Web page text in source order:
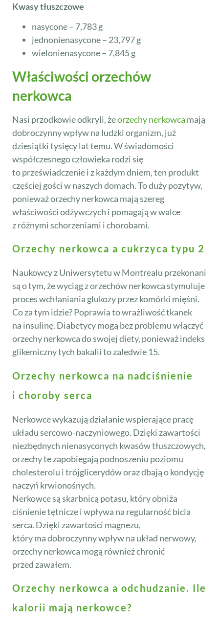
Kwasy tłuszczowe
nasycone – 7,783 g
jednonienasycone – 23,797 g
wielonienasycone – 7,845 g
Właściwości orzechów
nerkowca
Nasi przodkowie odkryli, żeorzechy nerkowca mają
dobroczynny wpływ na ludzki organizm, już
dziesiątki tysięcy lat temu. W świadomości
współczesnego człowieka rodzi się
to przeświadczenie i z każdym dniem, ten produkt
częściej gości w naszych domach. To duży pozytyw,
ponieważ orzechy nerkowca mają szereg
właściwości odżywczych i pomagają w walce
z różnymi schorzeniami i chorobami.
Orzechy nerkowca a cukrzyca typu 2
Naukowcy z Uniwersytetu w Montrealu przekonani
są o tym, że wyciąg z orzechów nerkowca stymuluje
proces wchłaniania glukozy przez komórki mięśni.
Co za tym idzie? Poprawia to wrażliwość tkanek
na insulinę. Diabetycy mogą bez problemu włączyć
orzechy nerkowca do swojej diety, ponieważ indeks
glikemiczny tych bakalii to zaledwie 15.
Orzechy nerkowca na nadciśnienie
i choroby serca
Nerkowce wykazują działanie wspierające pracę
układu sercowo-naczyniowego. Dzięki zawartości
niezbędnych nienasyconych kwasów tłuszczowych,
orzechy te zapobiegają podnoszeniu poziomu
cholesterolu i trójglicerydów oraz dbają o kondycję
naczyń krwionośnych.
Nerkowce są skarbnicą potasu, który obniża
ciśnienie tętnicze i wpływa na regularność bicia
serca. Dzięki zawartości magnezu,
który ma dobroczynny wpływ na układ nerwowy,
orzechy nerkowca mogą również chronić
przed zawałem.
Orzechy nerkowca a odchudzanie. Ile
kalorii mają nerkowce?